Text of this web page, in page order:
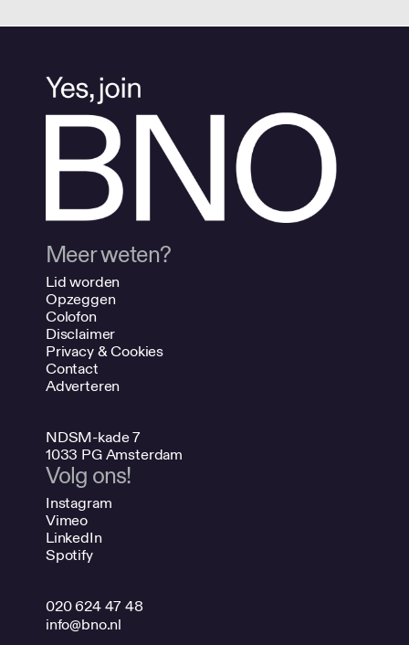
Meer weten?
Lid worden
Opzeggen
Colofon
Disclaimer
Privacy & Cookies
Contact
Adverteren
NDSM-kade 7
1033 PG Amsterdam
Volg ons!
Instagram
Vimeo
LinkedIn
Spotify
020 624 47 48
info@bno.nl